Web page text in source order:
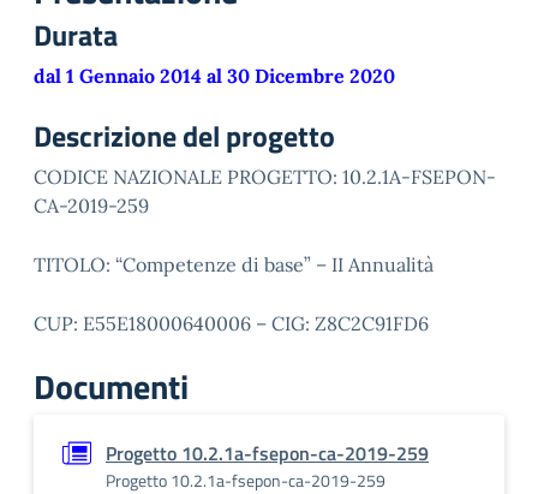
Durata
dal 1 Gennaio 2014 al 30 Dicembre 2020
Descrizione del progetto
CODICE NAZIONALE PROGETTO: 10.2.1A-FSEPON-
CA-2019-259
TITOLO: “Competenze di base” – II Annualità
CUP: E55E18000640006 – CIG: Z8C2C91FD6
Documenti
Progetto 10.2.1a-fsepon-ca-2019-259
Progetto 10.2.1a-fsepon-ca-2019-259